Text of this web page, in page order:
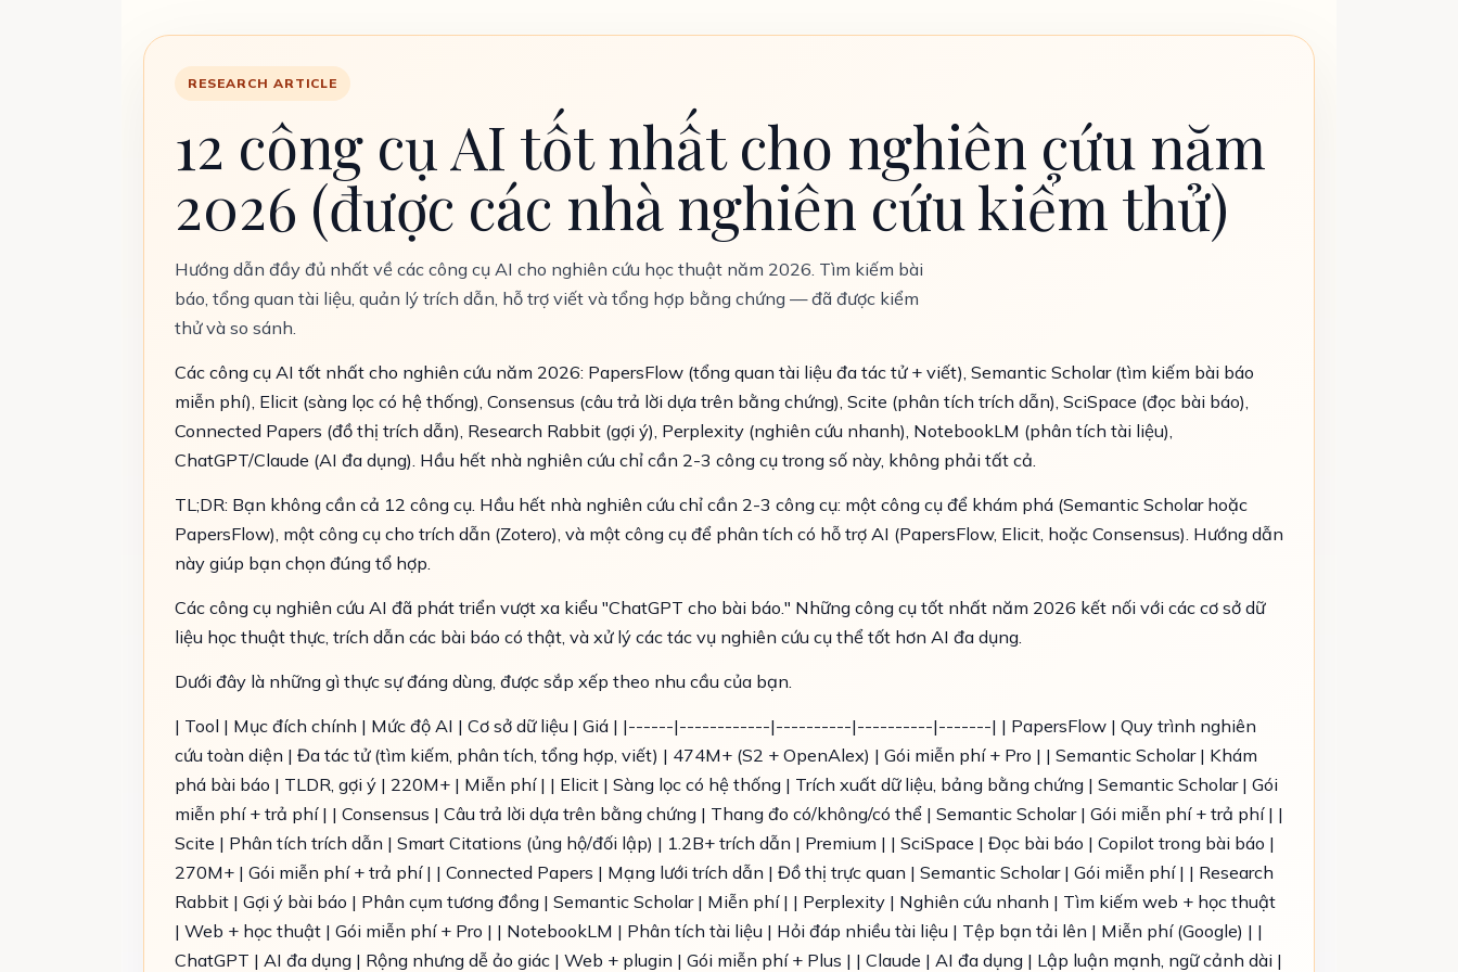
RESEARCH ARTICLE
12 công cụ AI tốt nhất cho nghiên cứu năm
2026 (được các nhà nghiên cứu kiểm thử)
Hướng dẫn đầy đủ nhất về các công cụ AI cho nghiên cứu học thuật năm 2026. Tìm kiếm bài
báo, tổng quan tài liệu, quản lý trích dẫn, hỗ trợ viết và tổng hợp bằng chứng — đã được kiểm
thử và so sánh.
Các công cụ AI tốt nhất cho nghiên cứu năm 2026: PapersFlow (tổng quan tài liệu đa tác tử + viết), Semantic Scholar (tìm kiếm bài báo
miễn phí), Elicit (sàng lọc có hệ thống), Consensus (câu trả lời dựa trên bằng chứng), Scite (phân tích trích dẫn), SciSpace (đọc bài báo),
Connected Papers (đồ thị trích dẫn), Research Rabbit (gợi ý), Perplexity (nghiên cứu nhanh), NotebookLM (phân tích tài liệu),
ChatGPT/Claude (AI đa dụng). Hầu hết nhà nghiên cứu chỉ cần 2-3 công cụ trong số này, không phải tất cả.
TL;DR: Bạn không cần cả 12 công cụ. Hầu hết nhà nghiên cứu chỉ cần 2-3 công cụ: một công cụ để khám phá (Semantic Scholar hoặc
PapersFlow), một công cụ cho trích dẫn (Zotero), và một công cụ để phân tích có hỗ trợ AI (PapersFlow, Elicit, hoặc Consensus). Hướng dẫn
này giúp bạn chọn đúng tổ hợp.
Các công cụ nghiên cứu AI đã phát triển vượt xa kiểu "ChatGPT cho bài báo." Những công cụ tốt nhất năm 2026 kết nối với các cơ sở dữ
liệu học thuật thực, trích dẫn các bài báo có thật, và xử lý các tác vụ nghiên cứu cụ thể tốt hơn AI đa dụng.
Dưới đây là những gì thực sự đáng dùng, được sắp xếp theo nhu cầu của bạn.
| Tool | Mục đích chính | Mức độ AI | Cơ sở dữ liệu | Giá | |------|------------|----------|----------|-------| | PapersFlow | Quy trình nghiên
cứu toàn diện | Đa tác tử (tìm kiếm, phân tích, tổng hợp, viết) | 474M+ (S2 + OpenAlex) | Gói miễn phí + Pro | | Semantic Scholar | Khám
phá bài báo | TLDR, gợi ý | 220M+ | Miễn phí | | Elicit | Sàng lọc có hệ thống | Trích xuất dữ liệu, bảng bằng chứng | Semantic Scholar | Gói
miễn phí + trả phí | | Consensus | Câu trả lời dựa trên bằng chứng | Thang đo có/không/có thể | Semantic Scholar | Gói miễn phí + trả phí | |
Scite | Phân tích trích dẫn | Smart Citations (ủng hộ/đối lập) | 1.2B+ trích dẫn | Premium | | SciSpace | Đọc bài báo | Copilot trong bài báo |
270M+ | Gói miễn phí + trả phí | | Connected Papers | Mạng lưới trích dẫn | Đồ thị trực quan | Semantic Scholar | Gói miễn phí | | Research
Rabbit | Gợi ý bài báo | Phân cụm tương đồng | Semantic Scholar | Miễn phí | | Perplexity | Nghiên cứu nhanh | Tìm kiếm web + học thuật
| Web + học thuật | Gói miễn phí + Pro | | NotebookLM | Phân tích tài liệu | Hỏi đáp nhiều tài liệu | Tệp bạn tải lên | Miễn phí (Google) | |
ChatGPT | AI đa dụng | Rộng nhưng dễ ảo giác | Web + plugin | Gói miễn phí + Plus | | Claude | AI đa dụng | Lập luận mạnh, ngữ cảnh dài |